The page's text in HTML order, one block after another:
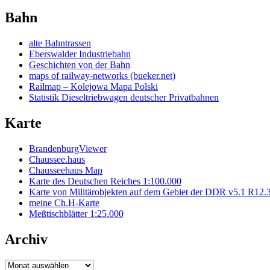
Bahn
alte Bahntrassen
Eberswalder Industriebahn
Geschichten von der Bahn
maps of railway-networks (bueker.net)
Railmap – Kolejowa Mapa Polski
Statistik Dieseltriebwagen deutscher Privatbahnen
Karte
BrandenburgViewer
Chaussee.haus
Chausseehaus Map
Karte des Deutschen Reiches 1:100.000
Karte von Militärobjekten auf dem Gebiet der DDR v5.1
meine Ch.H-Karte
Meßtischblätter 1:25.000
Archiv
Archiv